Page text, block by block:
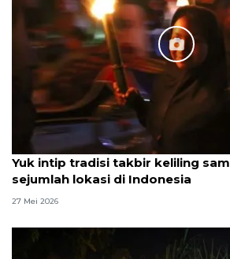
Yuk intip tradisi takbir keliling
sejumlah lokasi di Indonesia
27 Mei 2026